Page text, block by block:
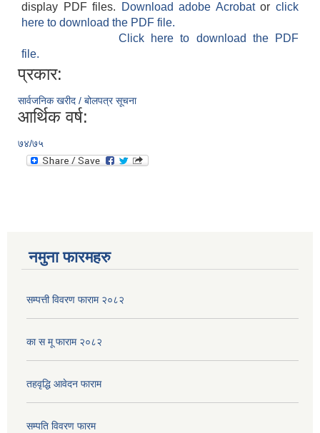
display PDF files.
Download adobe Acrobatorclick
here to download the PDF file.
Click here to download the PDF
file.
प्रकार:
सार्वजनिक खरीद / बोलपत्र सूचना
आर्थिक वर्ष:
७४/७५
नमुना फारमहरु
सम्पत्ती विवरण फाराम २०८२
का स मू फाराम २०८२
तहवृद्धि आवेदन फाराम
सम्पति विवरण फारम